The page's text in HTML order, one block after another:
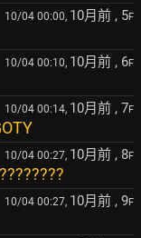
10/04 00:00, 10月前 , 5F
10/04 00:10, 10月前 , 6F
10/04 00:14, 10月前 , 7F
10/04 00:27, 10月前 , 8F
10/04 00:27, 10月前 , 9F